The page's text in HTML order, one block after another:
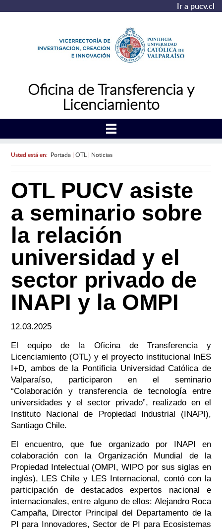
Ir a pucv.cl
Oficina de Transferencia y
Licenciamiento
Usted está en: Portada| OTL | Noticias
OTL PUCV asiste
a seminario sobre
la relación
universidad y el
sector privado de
INAPI y la OMPI
12.03.2025
El equipo de la Oficina de Transferencia y
Licenciamiento (OTL) y el proyecto institucional InES
I+D, ambos de la Pontificia Universidad Católica de
Valparaíso, participaron en el seminario
“Colaboración y transferencia de tecnología entre
universidades y el sector privado”, realizado en el
Instituto Nacional de Propiedad Industrial (INAPI),
Santiago Chile.
El encuentro, que fue organizado por INAPI en
colaboración con la Organización Mundial de la
Propiedad Intelectual (OMPI, WIPO por sus siglas en
inglés), LES Chile y LES Internacional, contó con la
participación de destacados expertos nacional e
internacionales, entre alguno de ellos: Alejandro Roca
Campaña, Director Principal del Departamento de la
PI para Innovadores, Sector de PI para Ecosistemas